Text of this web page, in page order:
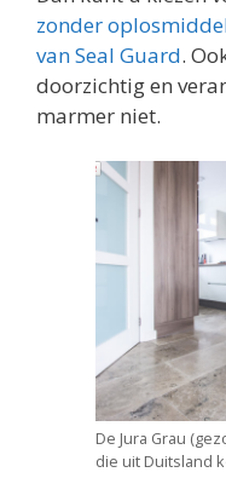
zonder
van Seal Guard.
doorzichtig en
marmer niet.
De Jura Grau
die uit Duitsland